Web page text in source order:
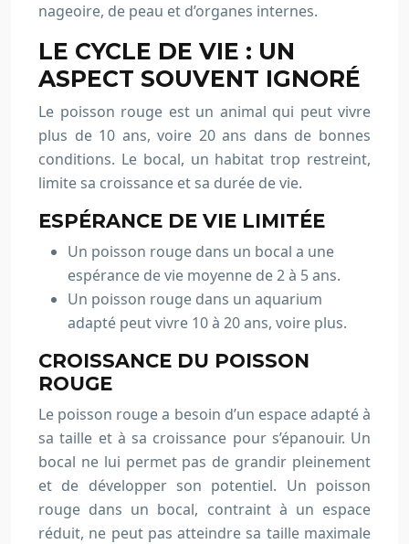
nageoire, de peau et d’organes internes.
LE CYCLE DE VIE : UN
ASPECT SOUVENT IGNORÉ
Le poisson rouge est un animal qui peut vivre
plus de 10 ans, voire 20 ans dans de bonnes
conditions. Le bocal, un habitat trop restreint,
limite sa croissance et sa durée de vie.
ESPÉRANCE DE VIE LIMITÉE
Un poisson rouge dans un bocal a une
espérance de vie moyenne de 2 à 5 ans.
Un poisson rouge dans un aquarium
adapté peut vivre 10 à 20 ans, voire plus.
CROISSANCE DU POISSON
ROUGE
Le poisson rouge a besoin d’un espace adapté à
sa taille et à sa croissance pour s’épanouir. Un
bocal ne lui permet pas de grandir pleinement
et de développer son potentiel. Un poisson
rouge dans un bocal, contraint à un espace
réduit, ne peut pas atteindre sa taille maximale